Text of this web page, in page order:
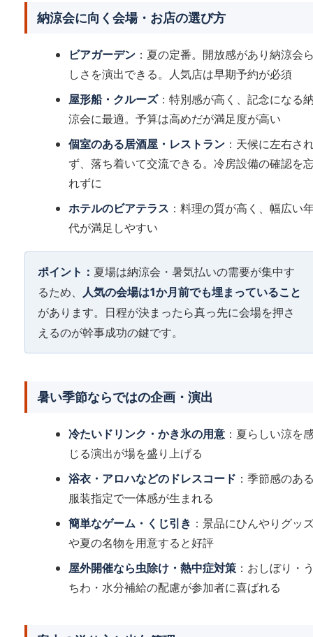
納涼会に向く会場・お店の選び方
ビアガーデン ：夏の定番。開放感があり納涼会
しさを演出できる。人気店は早期予約が必須
屋形船・クルーズ：特別感が高く、記念になる
涼会に最適。予算は高めだが満足度が高い
個室のある居酒屋・レストラン ：天候に左右さ
ず、落ち着いて交流できる。冷房設備の確認を
れずに
ホテルのビアテラス ：料理の質が高く、幅広い
代が満足しやすい
ポイント： 夏場は納涼会・暑気払いの需要が集中す
るため、 人気の会場は1か月前でも埋まっていること
があります。日程が決まったら真っ先に会場を押さ
えるのが幹事成功の鍵です。
暑い季節ならではの企画・演出
冷たいドリンク・かき氷の用意 ：夏らしい涼を
じる演出が場を盛り上げる
浴衣・アロハなどのドレスコード ：季節感のあ
服装指定で一体感が生まれる
簡単なゲーム・くじ引き ：景品にひんやりグッ
や夏の名物を用意すると好評
屋外開催なら虫除け・熱中症対策 ：おしぼり・
ちわ・水分補給の配慮が参加者に喜ばれる